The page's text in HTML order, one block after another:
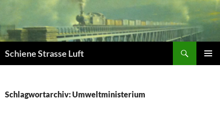
springen
Schiene Strasse Luft
Schlagwortarchiv: Umweltministerium